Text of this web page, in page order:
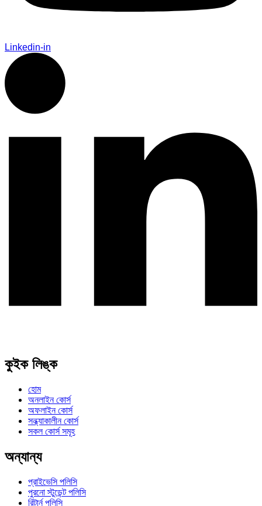
Linkedin-in
কুইক লিঙ্ক
হোম
অনলাইন কোর্স
অফলাইন কোর্স
সন্ধ্যাকালীন কোর্স
সকল কোর্স সমূহ
অন্যান্য
প্রাইভেসি পলিসি
পুরনো স্টুডেন্ট পলিসি
রিটার্ন পলিসি